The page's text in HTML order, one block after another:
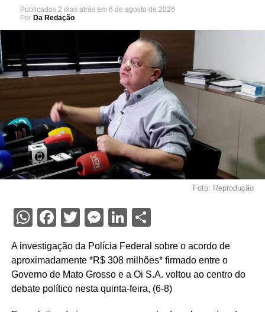
Publicados 2 dias atrás em 6 de agosto de 2026
Por Da Redação
Foto: Reprodução
WhatsApp
Facebook
Twitter
Messenger
LinkedIn
Share
A investigação da Polícia Federal sobre o acordo de
aproximadamente *R$ 308 milhões* firmado entre o
Governo de Mato Grosso e a Oi S.A. voltou ao centro do
debate político nesta quinta-feira, (6-8)